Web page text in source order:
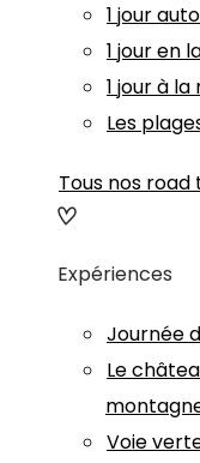
1 jour
1 jour en
1 jour à
Les
Tous nos road
Expériences
Journée
Le
Voie